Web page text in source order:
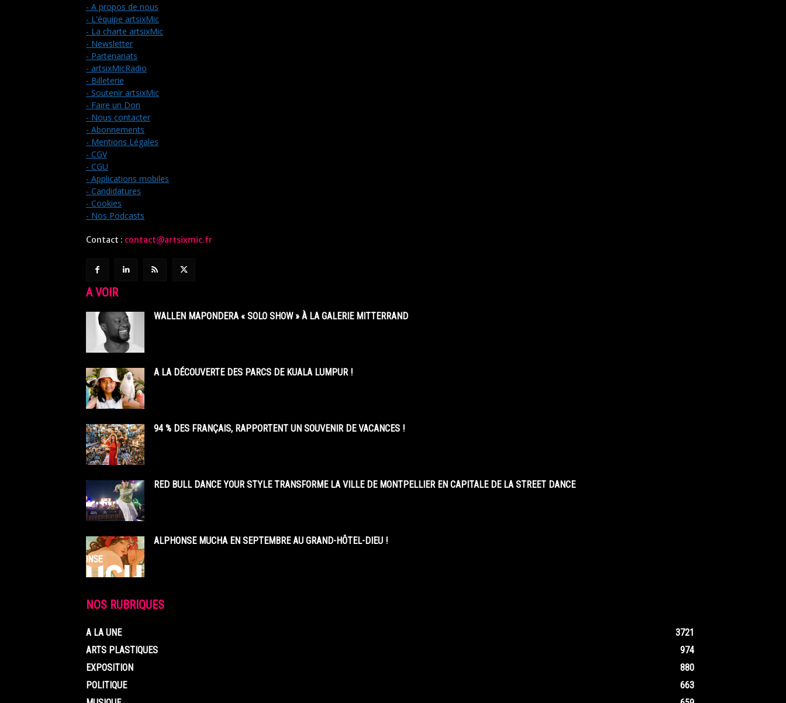
- A propos de nous
- L'équipe artsixMic
- La charte artsixMic
- Newsletter
- Partenariats
- artsixMicRadio
- Billeterie
- Soutenir artsixMic
- Faire un Don
- Nous contacter
- Abonnements
- Mentions Légales
- CGV
- CGU
- Applications mobiles
- Candidatures
- Cookies
- Nos Podcasts
Contact : contact@artsixmic.fr
A VOIR
WALLEN MAPONDERA « SOLO SHOW » À LA GALERIE MITTERRAND
A LA DÉCOUVERTE DES PARCS DE KUALA LUMPUR !
94 % DES FRANÇAIS, RAPPORTENT UN SOUVENIR DE VACANCES !
RED BULL DANCE YOUR STYLE TRANSFORME LA VILLE DE MONTPELLIER EN CAPITALE DE LA STREET DANCE
ALPHONSE MUCHA EN SEPTEMBRE AU GRAND-HÔTEL-DIEU !
NOS RUBRIQUES
A LA UNE
3721
ARTS PLASTIQUES
974
EXPOSITION
880
POLITIQUE
663